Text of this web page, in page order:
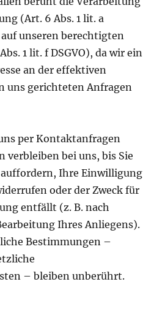
(Art. 6 Abs. 1 lit. a
unseren berechtigten
1 lit. f DSGVO), da wir ein
an der effektiven
uns gerichteten Anfragen
per Kontaktanfragen
verbleiben bei uns, bis Sie
Ihre Einwilligung
oder der Zweck für
entfällt (z. B. nach
Ihres Anliegens).
Bestimmungen –
– bleiben unberührt.